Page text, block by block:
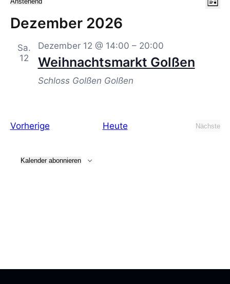
Veranstaltungen
Liste
wählen.
Dezember 2026
Sa.
12
Weihnachtsmarkt Golßen
Dezember 12 @ 14:00 – 20:00
Schloss Golßen Golßen
VorherigeVeranstaltungen
Heute
Nächste
Kalender abonnieren